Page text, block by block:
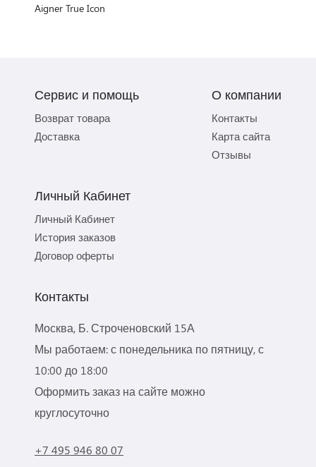
Aigner True Icon
Сервис и помощь
Возврат товара
Доставка
О компании
Контакты
Карта сайта
Отзывы
Личный Кабинет
Личный Кабинет
История заказов
Договор оферты
Контакты
Москва, Б. Строченовский 15А
Мы работаем: с понедельника по пятницу, с
10:00 до 18:00
Оформить заказ на сайте можно
круглосуточно
+7 495 946 80 07